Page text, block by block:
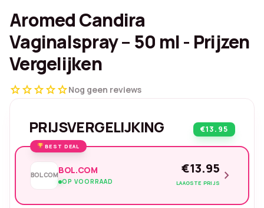
Aromed Candira
Vaginalspray – 50 ml - Prijzen
Vergelijken
starstarstarstarstarNog geen reviews
PRIJSVERGELIJKING €13.95
BEST DEAL
BOL.COMBOL.COM
OP VOORRAAD
€13.95
LAAGSTE PRIJS chevron_right